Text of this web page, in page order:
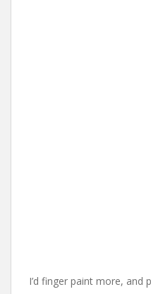
I’d finger paint more, and